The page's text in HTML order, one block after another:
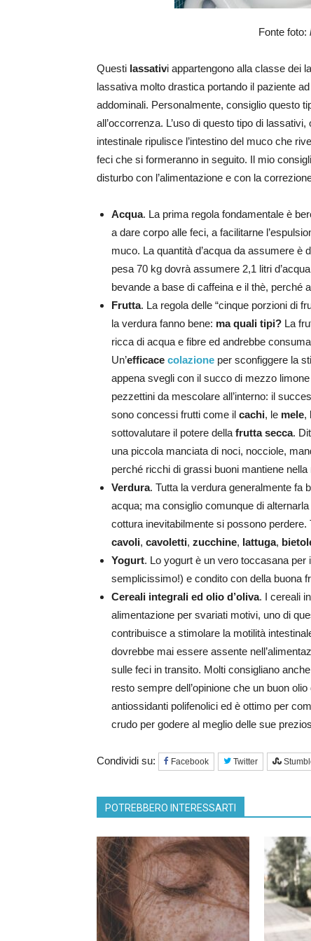
Fonte foto:
Questi lassativi appartengono alla classe dei
lassativa molto drastica portando il paziente
addominali. Personalmente, consiglio questo
all’occorrenza. L’uso di questo tipo di
intestinale ripulisce l’intestino del muco che
feci che si formeranno in seguito. Il mio
disturbo con l’alimentazione e con la
Acqua. La prima regola fondamentale è
a dare corpo alle feci, a facilitarne
muco. La quantità d’acqua da assumere
pesa 70 kg dovrà assumere 2,1 litri
bevande a base di caffeina e il thè, perché
Frutta. La regola delle “cinque porzioni di
la verdura fanno bene: ma quali tipi? La
ricca di acqua e fibre ed andrebbe
Un’efficace colazione per sconfiggere la
appena svegli con il succo di mezzo
pezzettini da mescolare all’interno: il
sono concessi frutti come il cachi, le mele,
sottovalutare il potere della frutta secca.
una piccola manciata di noci, nocciole,
perché ricchi di grassi buoni mantiene
Verdura. Tutta la verdura generalmente fa
acqua; ma consiglio comunque di
cottura inevitabilmente si possono
cavoli, cavoletti, zucchine, lattuga,
Yogurt. Lo yogurt è un vero toccasana
semplicissimo!) e condito con della buona
Cereali integrali ed olio d’oliva. I cereali
alimentazione per svariati motivi, uno di
contribuisce a stimolare la motilità
dovrebbe mai essere assente
sulle feci in transito. Molti consigliano
resto sempre dell’opinione che un buon
antiossidanti polifenolici ed è ottimo per
crudo per godere al meglio delle sue
Condividi su: Facebook Twitter
POTREBBERO INTERESSARTI